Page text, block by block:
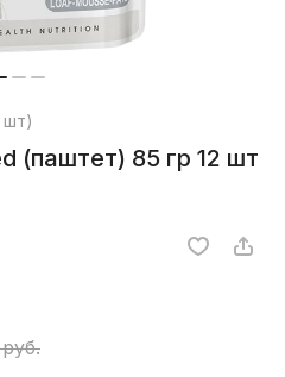
шт)
(паштет) 85 гр 12 шт